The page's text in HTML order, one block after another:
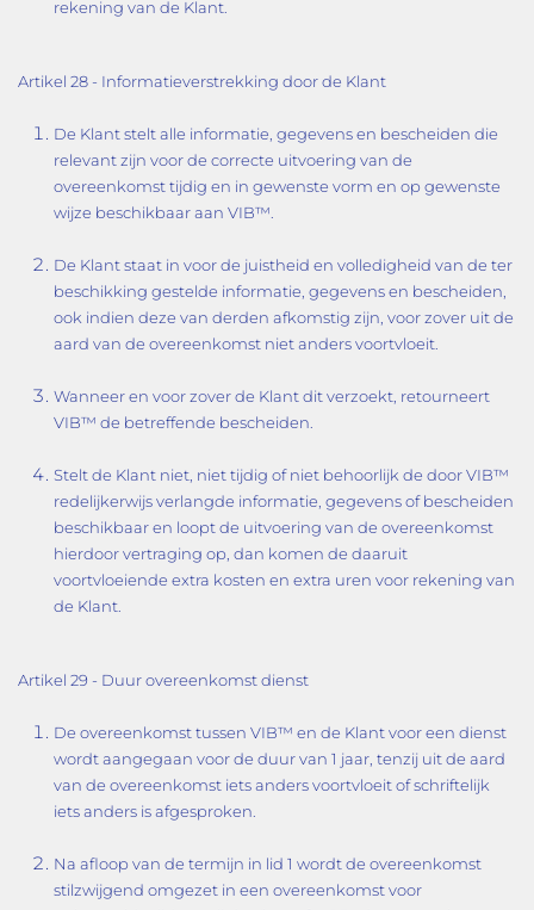
rekening van de Klant.
Artikel 28 - Informatieverstrekking door de Klant
De Klant stelt alle informatie, gegevens en bescheiden die
relevant zijn voor de correcte uitvoering van de
overeenkomst tijdig en in gewenste vorm en op gewenste
wijze beschikbaar aan VIB™.
De Klant staat in voor de juistheid en volledigheid van de ter
beschikking gestelde informatie, gegevens en bescheiden,
ook indien deze van derden afkomstig zijn, voor zover uit de
aard van de overeenkomst niet anders voortvloeit.
Wanneer en voor zover de Klant dit verzoekt, retourneert
VIB™ de betreffende bescheiden.
Stelt de Klant niet, niet tijdig of niet behoorlijk de door VIB™
redelijkerwijs verlangde informatie, gegevens of bescheiden
beschikbaar en loopt de uitvoering van de overeenkomst
hierdoor vertraging op, dan komen de daaruit
voortvloeiende extra kosten en extra uren voor rekening van
de Klant.
Artikel 29 - Duur overeenkomst dienst
De overeenkomst tussen VIB™ en de Klant voor een dienst
wordt aangegaan voor de duur van 1 jaar, tenzij uit de aard
van de overeenkomst iets anders voortvloeit of schriftelijk
iets anders is afgesproken.
Na afloop van de termijn in lid 1 wordt de overeenkomst
stilzwijgend omgezet in een overeenkomst voor